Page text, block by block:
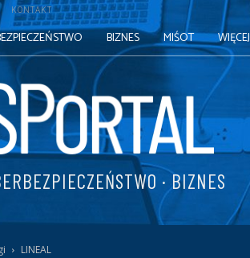
KONTAKT
BIZNES MIŚOT WIĘCEJ
· BIZNES
LINEAL